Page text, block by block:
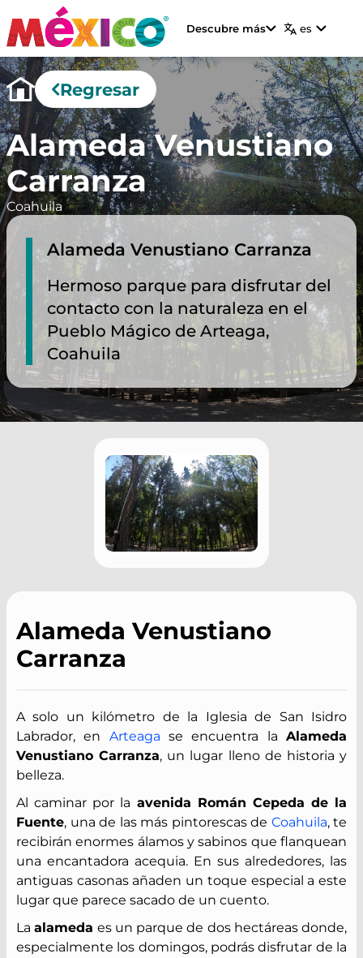
Descubre más es
Regresar
Alameda Venustiano
Carranza
Coahuila
Alameda Venustiano Carranza
Hermoso parque para disfrutar del
contacto con la naturaleza en el
Pueblo Mágico de Arteaga,
Coahuila
Alameda Venustiano
Carranza
A solo un kilómetro de la Iglesia de San Isidro
Labrador, en Arteaga se encuentra laAlameda
Venustiano Carranza, un lugar lleno de historia y
belleza.
Al caminar por la avenida Román Cepeda de la
Fuente, una de las más pintorescas de Coahuila, te
recibirán enormes álamos y sabinos que flanquean
una encantadora acequia. En sus alrededores, las
antiguas casonas añaden un toque especial a este
lugar que parece sacado de un cuento.
Laalameda es un parque de dos hectáreas donde,
especialmente los domingos, podrás disfrutar de la